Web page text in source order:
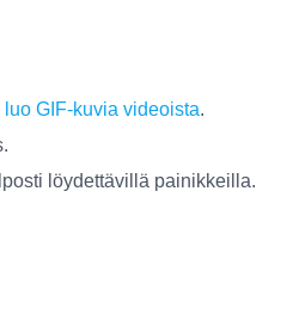
luo GIF-kuvia videoista.
löydettävillä painikkeilla.